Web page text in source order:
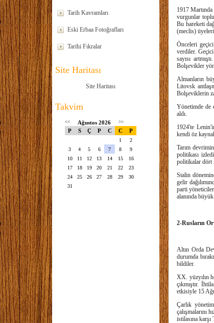
Tarih Kavramları
Eski Erbaa Fotoğrafları
Tarihi Fıkralar
Site Haritası
Site Haritası
Takvim
<< Ağustos 2026 >>
P S Ç P C C P
1
2
3
4 5 6 7 8
9
10
11 12 13 14 15
16
17
18 19 20 21 22
23
24
25 26 27 28 29
30
31
1917
vurgunlar
Bu hareketi
(meclis)
Önceleri
verdiler.
sayısı
Bolşevikler
Almanların
Litovsk
Bolşeviklerin
Yönetimde de
aldı.
1924'te
kendi öz
Tarım
politikası
politikalar dört
Stalin
gelir
parti
alanında
2-Rusların
Altın Orda
durumda
bildiler.
XX. yüzyılın
çıkmıştır.
etkisiyle 15
Çarlık
çalışmalarını
istilasına